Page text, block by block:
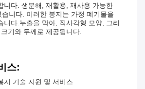
니다. 생분해, 재활용, 재사용 가능한
니다. 이러한 봉지는 가정 폐기물을
니다.누출을 막아, 직사각형 모양, 그리
기와 두께로 제공됩니다.
스:
지 기술 지원 및 서비스